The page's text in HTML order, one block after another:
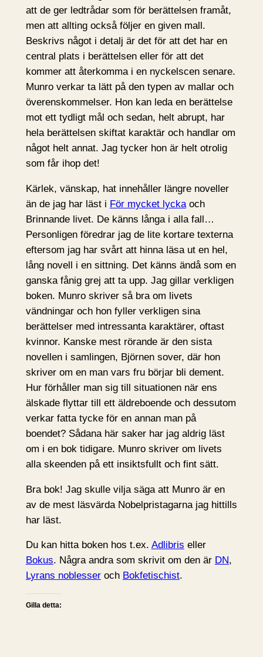
att de ger ledtrådar som för berättelsen framåt,
men att allting också följer en given mall.
Beskrivs något i detalj är det för att det har en
central plats i berättelsen eller för att det
kommer att återkomma i en nyckelscen senare.
Munro verkar ta lätt på den typen av mallar och
överenskommelser. Hon kan leda en berättelse
mot ett tydligt mål och sedan, helt abrupt, har
hela berättelsen skiftat karaktär och handlar om
något helt annat. Jag tycker hon är helt otrolig
som får ihop det!
Kärlek, vänskap, hat innehåller längre noveller
än de jag har läst i För mycket lyckaoch
Brinnande livet. De känns långa i alla fall…
Personligen föredrar jag de lite kortare texterna
eftersom jag har svårt att hinna läsa ut en hel,
lång novell i en sittning. Det känns ändå som en
ganska fånig grej att ta upp. Jag gillar verkligen
boken. Munro skriver så bra om livets
vändningar och hon fyller verkligen sina
berättelser med intressanta karaktärer, oftast
kvinnor. Kanske mest rörande är den sista
novellen i samlingen, Björnen sover, där hon
skriver om en man vars fru börjar bli dement.
Hur förhåller man sig till situationen när ens
älskade flyttar till ett äldreboende och dessutom
verkar fatta tycke för en annan man på
boendet? Sådana här saker har jag aldrig läst
om i en bok tidigare. Munro skriver om livets
alla skeenden på ett insiktsfullt och fint sätt.
Bra bok! Jag skulle vilja säga att Munro är en
av de mest läsvärda Nobelpristagarna jag hittills
har läst.
Du kan hitta boken hos t.ex. Adlibris eller
Bokus. Några andra som skrivit om den är DN,
Lyrans noblesseroch Bokfetischist.
Gilla detta: